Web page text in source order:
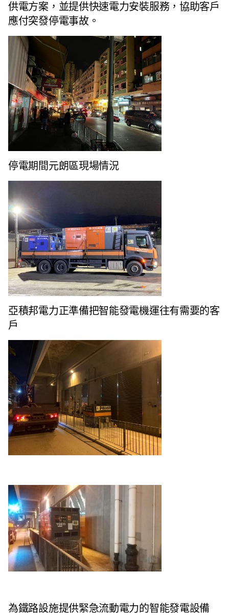
供電方案，並提供快速電力安裝服務，協助客戶
應付突發停電事故。
停電期間元朗區現場情況
亞積邦電力正準備把智能發電機運往有需要的客
戶
為鐵路設施提供緊急流動電力的智能發電設備